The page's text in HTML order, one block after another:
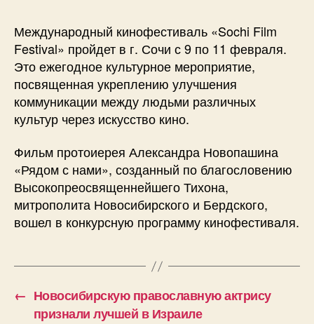
Международный кинофестиваль «Sochi Film
Festival» пройдет в г. Сочи с 9 по 11 февраля.
Это ежегодное культурное мероприятие,
посвященная укреплению улучшения
коммуникации между людьми различных
культур через искусство кино.
Фильм протоиерея Александра Новопашина
«Рядом с нами», созданный по благословению
Высокопреосвященнейшего Тихона,
митрополита Новосибирского и Бердского,
вошел в конкурсную программу кинофестиваля.
← Новосибирскую православную актрису
признали лучшей в Израиле